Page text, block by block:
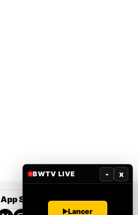
App Store Google Play
BWTV LIVE - x
Lancer